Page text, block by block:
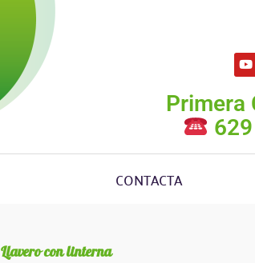
Primera
CONTACTA
Llavero con linterna